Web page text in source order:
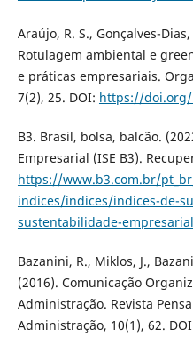
Araújo, R. S., Gonçalves-
Rotulagem ambiental e
e práticas empresariais.
7(2), 25. DOI: https://doi.org/
B3. Brasil, bolsa, balcão.
Empresarial (ISE B3).
https://www.b3.com.br/
indices/indices/indices-de-
sustentabilidade-
Bazanini, R., Miklos, J.,
(2016). Comunicação
Administração. Revista
Administração, 10(1), 62.